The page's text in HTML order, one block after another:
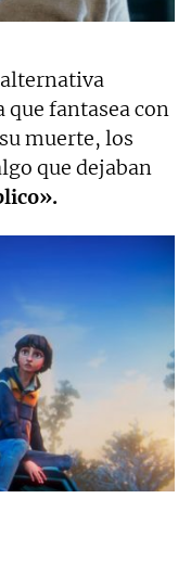
fantasea con
muerte, los
que dejaban